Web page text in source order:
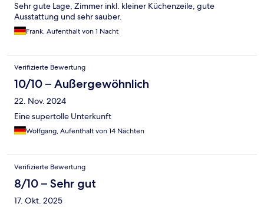
Sehr gute Lage, Zimmer inkl. kleiner Küchenzeile, gute
Ausstattung und sehr sauber.
Frank, Aufenthalt von 1 Nacht
Verifizierte Bewertung
10/10 – Außergewöhnlich
22. Nov. 2024
Eine supertolle Unterkunft
Wolfgang, Aufenthalt von 14 Nächten
Verifizierte Bewertung
8/10 – Sehr gut
17. Okt. 2025